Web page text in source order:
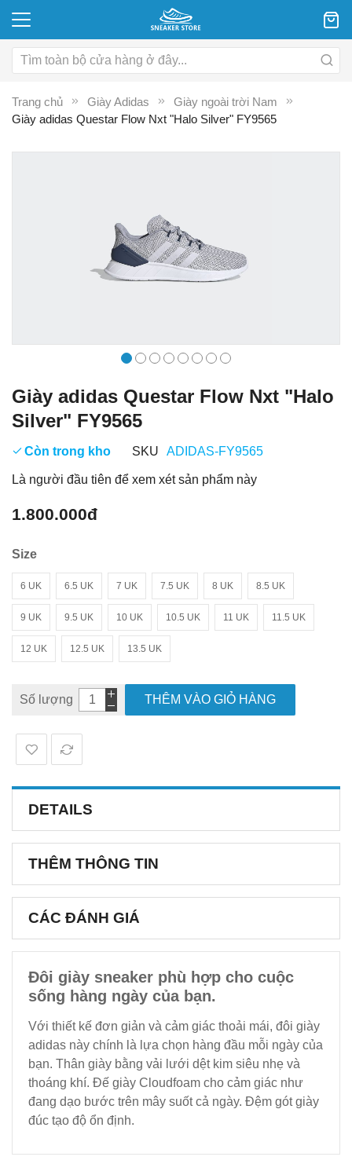
Trang chủ Giày Adidas
Giày ngoài trời Nam
Giày adidas Questar Flow Nxt "Halo Silver" FY9565
Giày adidas Questar Flow Nxt "Halo
Silver" FY9565
Còn trong kho SKU ADIDAS-FY9565
Là người đầu tiên để xem xét sản phẩm này
1.800.000đ
Size
6 UK 6.5 UK 7 UK 7.5 UK 8 UK 8.5 UK
9 UK 9.5 UK 10 UK 10.5 UK 11 UK 11.5 UK
12 UK 12.5 UK 13.5 UK
Số lượng THÊM VÀO GIỎ HÀNG
DETAILS
THÊM THÔNG TIN
CÁC ĐÁNH GIÁ
Đôi giày sneaker phù hợp cho cuộc
sống hàng ngày của bạn.
Với thiết kế đơn giản và cảm giác thoải mái, đôi giày
adidas này chính là lựa chọn hàng đầu mỗi ngày của
bạn. Thân giày bằng vải lưới dệt kim siêu nhẹ và
thoáng khí. Đế giày Cloudfoam cho cảm giác như
đang dạo bước trên mây suốt cả ngày. Đệm gót giày
đúc tạo độ ổn định.